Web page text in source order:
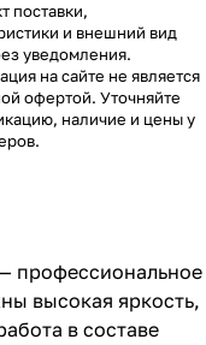
поставки,
и внешний вид
уведомления.
на сайте не является
офертой. Уточняйте
наличие и цены у
профессиональное
высокая яркость,
в составе